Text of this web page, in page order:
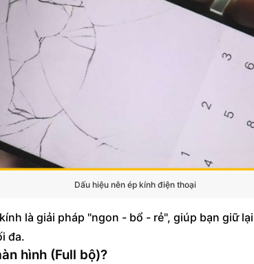
Dấu hiệu nên ép kính điện thoại
là giải pháp "ngon - bổ - rẻ", giúp bạn giữ
đa.
hình (Full bộ)?